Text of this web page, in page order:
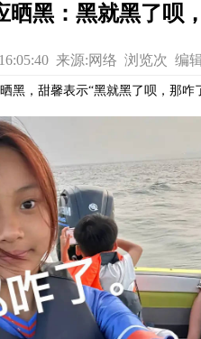
晒黑：黑就黑了呗
来源:网络 浏览次 编
黑，甜馨表示“黑就黑了呗，那咋